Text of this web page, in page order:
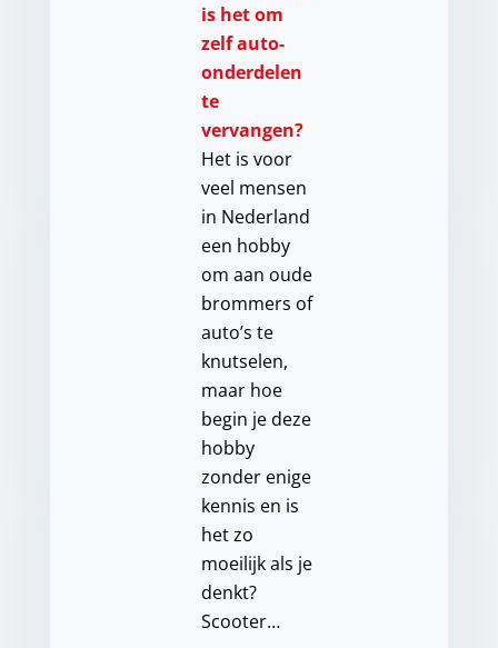
is het om
zelf auto-
onderdelen
te
vervangen?
Het is voor
veel mensen
in Nederland
een hobby
om aan oude
brommers of
auto’s te
knutselen,
maar hoe
begin je deze
hobby
zonder enige
kennis en is
het zo
moeilijk als je
denkt?
Scooter…